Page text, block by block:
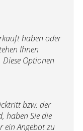
haben oder
Ihnen
Optionen
bzw. der
haben Sie die
ein Angebot zu